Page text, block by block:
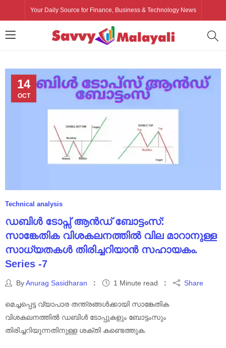
Your Daily Source for Finance, Business & Technology News
14
OCT
Technical analysis
ഡബിൾ ടോപ്സ് ആൻഡ് ബോട്ടംസ്:
സാങ്കേതിക വിശകലനത്തിൽ വില മാറാനുള്ള
സാധ്യതകൾ തിരിച്ചറിയാൻ സഹായകം.
Series -7
ByAnurag Sasidharan 1 Minute read Share
മെച്ചപ്പെട്ട വ്യാപാര തന്ത്രങ്ങൾക്കായി സാങ്കേതിക
വിശകലനത്തിൽ ഡബിൾ ടോപ്പുകളും ബോട്ടംസും
തിരിച്ചറിയുന്നതിനുള്ള ശക്തി കണ്ടെത്തുക.